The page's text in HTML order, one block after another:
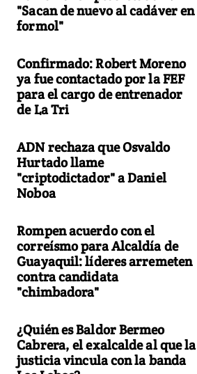
"Sacan de nuevo al cadáver en
formol"
Confirmado: Robert Moreno
ya fue contactado por la FEF
para el cargo de entrenador
de La Tri
ADN rechaza que Osvaldo
Hurtado llame
"criptodictador" a Daniel
Noboa
Rompen acuerdo con el
correísmo para Alcaldía de
Guayaquil: líderes arremeten
contra candidata
"chimbadora"
¿Quién es Baldor Bermeo
Cabrera, el exalcalde al que la
justicia vincula con la banda